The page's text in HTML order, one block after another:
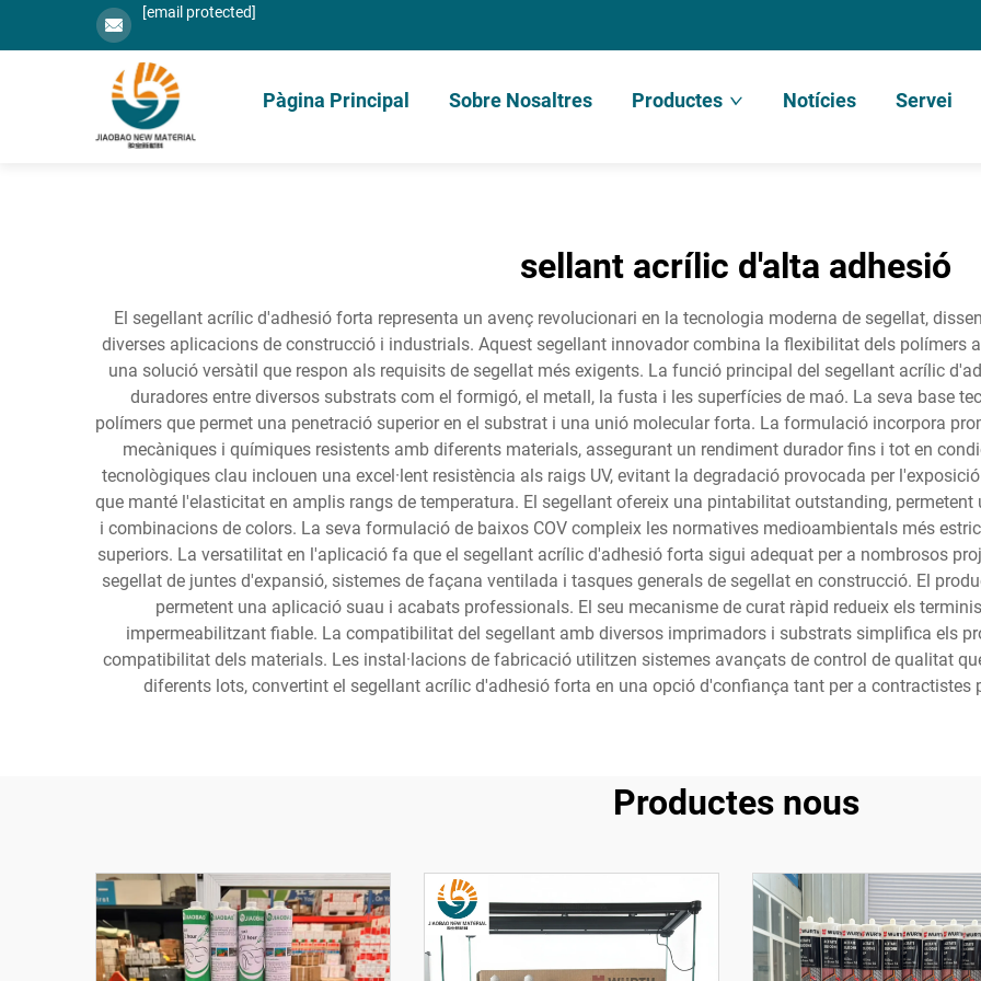
[email protected]
Pàgina Principal Sobre Nosaltres Productes Notícies Servei
sellant acrílic d'alta adhesió
El segellant acrílic d'adhesió forta representa un avenç revolucionari en la tecnologia moderna de segellat,
diverses aplicacions de construcció i industrials. Aquest segellant innovador combina la flexibilitat dels polímers
una solució versàtil que respon als requisits de segellat més exigents. La funció principal del segellant acrílic
duradores entre diversos substrats com el formigó, el metall, la fusta i les superfícies de maó. La seva base
polímers que permet una penetració superior en el substrat i una unió molecular forta. La formulació incorpora
mecàniques i químiques resistents amb diferents materials, assegurant un rendiment durador fins i tot en
tecnològiques clau inclouen una excel·lent resistència als raigs UV, evitant la degradació provocada per
que manté l'elasticitat en amplis rangs de temperatura. El segellant ofereix una pintabilitat outstanding,
i combinacions de colors. La seva formulació de baixos COV compleix les normatives medioambientals més
superiors. La versatilitat en l'aplicació fa que el segellant acrílic d'adhesió forta sigui adequat per a nombrosos
segellat de juntes d'expansió, sistemes de façana ventilada i tasques generals de segellat en construcció. El
permetent una aplicació suau i acabats professionals. El seu mecanisme de curat ràpid redueix els
impermeabilitzant fiable. La compatibilitat del segellant amb diversos imprimadors i substrats simplifica els
compatibilitat dels materials. Les instal·lacions de fabricació utilitzen sistemes avançats de control de qualitat
diferents lots, convertint el segellant acrílic d'adhesió forta en una opció d'confiança tant per a
Productes nous